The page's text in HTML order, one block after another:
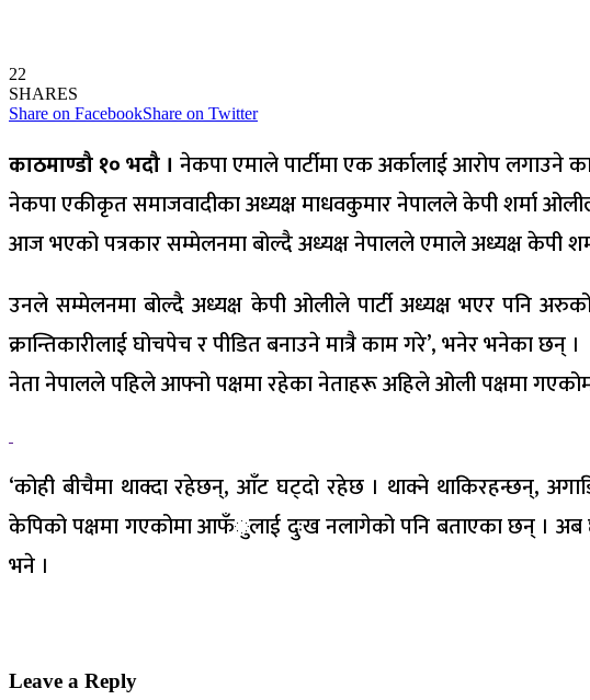
22
SHARES
Share on FacebookShare on Twitter
काठमाण्डौ १० भदौ । नेकपा एमाले पार्टीमा एक अर्कालाई आरोप लगाउने
नेकपा एकीकृत समाजवादीका अध्यक्ष माधवकुमार नेपालले केपी शर्मा
आज भएको पत्रकार सम्मेलनमा बोल्दै अध्यक्ष नेपालले एमाले अध्यक्ष केपी
उनले सम्मेलनमा बोल्दै अध्यक्ष केपी ओलीले पार्टी अध्यक्ष भएर पनि
क्रान्तिकारीलाई घोचपेच र पीडित बनाउने मात्रै काम गरे’, भनेर भनेका छन् ।
नेता नेपालले पहिले आफ्नो पक्षमा रहेका नेताहरू अहिले ओली पक्षमा
‘कोही बीचैमा थाक्दा रहेछन्, आँट घट्दो रहेछ । थाक्ने थाकिरहन्छन्,
केपिको पक्षमा गएकोमा आफँुलाई दुःख नलागेको पनि बताएका छन् । अब
भने ।
Leave a Reply